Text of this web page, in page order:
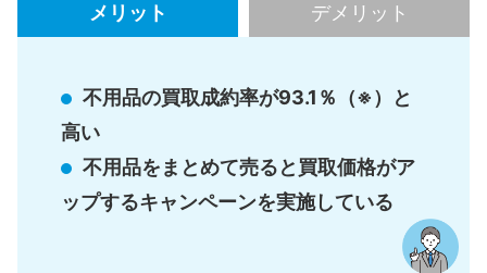
メリット デメリット
不用品の買取成約率が93.1％（※）と
高い
不用品をまとめて売ると買取価格がア
ップするキャンペーンを実施している